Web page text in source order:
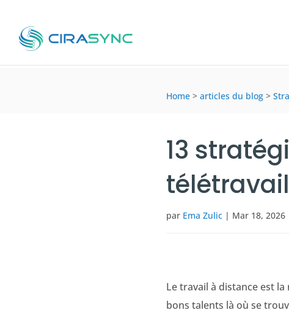
Home > articles du blog >
13
par Ema Zulic | Mar 18, 2026
Le travail à distance est
bons talents là où se